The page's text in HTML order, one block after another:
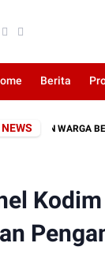
Berita
WARGA BERHASIL